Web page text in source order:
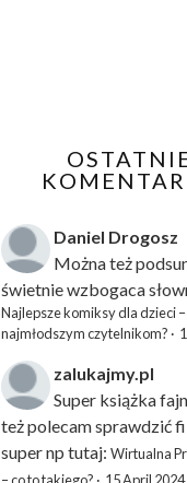
Daniel Drogosz
Można też
świetnie wzbogaca
Najlepsze komiksy dla dzieci
najmłodszym czytelnikom? ·
zalukajmy.pl
Super książka
też polecam sprawdzić
super np tutaj: Wirtualna